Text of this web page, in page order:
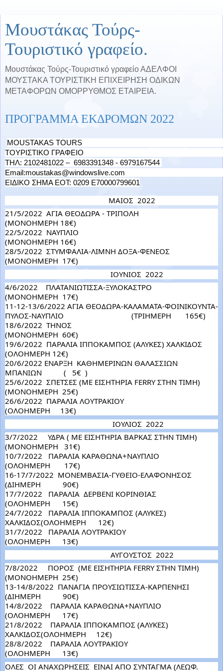
Μουστάκας Τούρς-
Τουριστικό γραφείο.
Μουστάκας Τούρς-Τουριστικό γραφείο ΑΔΕΛΦΟΙ
ΜΟΥΣΤΑΚΑ ΤΟΥΡΙΣΤΙΚΗ ΕΠΙΧΕΙΡΗΣΗ ΟΔΙΚΩΝ
ΜΕΤΑΦΟΡΩΝ ΟΜΟΡΡΥΘΜΟΣ ΕΤΑΙΡΕΙΑ.
ΠΡΟΓΡΑΜΜΑ ΕΚΔΡΟΜΩΝ 2022
MOUSTAKAS TOURS
ΤΟΥΡΙΣΤΙΚΟ ΓΡΑΦΕΙΟ
ΤΗΛ: 2102481022 –  6983391348 - 6979167544
Email:moustakas@windowslive.com
ΕΙΔΙΚΟ ΣΗΜΑ ΕΟΤ: 0209 Ε70000799601
                                                    ΜΑΙΟΣ  2022
21/5/2022  ΑΓΙΑ ΘΕΟΔΩΡΑ - ΤΡΙΠΟΛΗ
(ΜΟΝΟΗΜΕΡΗ 18€)
22/5/2022  ΝΑΥΠΛΙΟ
(ΜΟΝΟΗΜΕΡΗ 16€)
28/5/2022  ΣΤΥΜΦΑΛΙΑ-ΛΙΜΝΗ ΔΟΞΑ-ΦΕΝΕΟΣ
(ΜΟΝΟΗΜΕΡΗ  17€)
                                                     ΙΟΥΝΙΟΣ  2022
4/6/2022    ΠΛΑΤΑΝΙΩΤΙΣΣΑ-ΞΥΛΟΚΑΣΤΡΟ
(ΜΟΝΟΗΜΕΡΗ  17€)
11-12-13/6/2022 ΑΓΙΑ ΘΕΟΔΩΡΑ-ΚΑΛΑΜΑΤΑ-ΦΟΙΝΙΚΟΥΝΤΑ-
ΠΥΛΟΣ-ΝΑΥΠΛΙΟ                                  (ΤΡΙΗΜΕΡΗ       165€)
18/6/2022  ΤΗΝΟΣ
(ΜΟΝΟΗΜΕΡΗ  60€)
19/6/2022  ΠΑΡΑΛΙΑ ΙΠΠΟΚΑΜΠΟΣ (ΑΛΥΚΕΣ) ΧΑΛΚΙΔΟΣ
(ΟΛΟΗΜΕΡΗ 12€)
20/6/2022 ΕΝΑΡΞΗ  ΚΑΘΗΜΕΡΙΝΩΝ ΘΑΛΑΣΣΙΩΝ
ΜΠΑΝΙΩΝ           (   5€  )
25/6/2022  ΣΠΕΤΣΕΣ (ΜΕ ΕΙΣΗΤΗΡΙΑ FERRY ΣΤΗΝ ΤΙΜΗ)
(ΜΟΝΟΗΜΕΡΗ  25€)
26/6/2022  ΠΑΡΑΛΙΑ ΛΟΥΤΡΑΚΙΟΥ
(ΟΛΟΗΜΕΡΗ     13€)
                                                      ΙΟΥΛΙΟΣ  2022
3/7/2022     ΥΔΡΑ ( ΜΕ ΕΙΣΗΤΗΡΙΑ ΒΑΡΚΑΣ ΣΤΗΝ ΤΙΜΗ)
(ΜΟΝΟΗΜΕΡΗ   31€)
10/7/2022   ΠΑΡΑΛΙΑ ΚΑΡΑΘΩΝΑ+ΝΑΥΠΛΙΟ
(ΟΛΟΗΜΕΡΗ       17€)
16-17/7/2022  ΜΟΝΕΜΒΑΣΙΑ-ΓΥΘΕΙΟ-ΕΛΑΦΟΝΗΣΟΣ
(ΔΙΗΜΕΡΗ           90€)
17/7/2022   ΠΑΡΑΛΙΑ  ΔΕΡΒΕΝΙ ΚΟΡΙΝΘΙΑΣ
(ΟΛΟΗΜΕΡΗ      15€)
24/7/2022   ΠΑΡΑΛΙΑ ΙΠΠΟΚΑΜΠΟΣ (ΑΛΥΚΕΣ)
ΧΑΛΚΙΔΟΣ(ΟΛΟΗΜΕΡΗ      12€)
31/7/2022   ΠΑΡΑΛΙΑ ΛΟΥΤΡΑΚΙΟΥ
(ΟΛΟΗΜΕΡΗ      13€)
                                                     ΑΥΓΟΥΣΤΟΣ  2022
7/8/2022     ΠΟΡΟΣ  (ΜΕ ΕΙΣΗΤΗΡΙΑ FERRY ΣΤΗΝ ΤΙΜΗ)
(ΜΟΝΟΗΜΕΡΗ  25€)
13-14/8/2022  ΠΑΝΑΓΙΑ ΠΡΟΥΣΙΩΤΙΣΣΑ-ΚΑΡΠΕΝΗΣΙ
(ΔΙΗΜΕΡΗ           90€)
14/8/2022    ΠΑΡΑΛΙΑ ΚΑΡΑΘΩΝΑ+ΝΑΥΠΛΙΟ
(ΟΛΟΗΜΕΡΗ      17€)
21/8/2022    ΠΑΡΑΛΙΑ ΙΠΠΟΚΑΜΠΟΣ (ΑΛΥΚΕΣ)
ΧΑΛΚΙΔΟΣ(ΟΛΟΗΜΕΡΗ     12€)
28/8/2022    ΠΑΡΑΛΙΑ ΛΟΥΤΡΑΚΙΟΥ
(ΟΛΟΗΜΕΡΗ      13€)
ΟΛΕΣ  ΟΙ ΑΝΑΧΩΡΗΣΕΙΣ  ΕΙΝΑΙ ΑΠΟ ΣΥΝΤΑΓΜΑ (ΛΕΩΦ.